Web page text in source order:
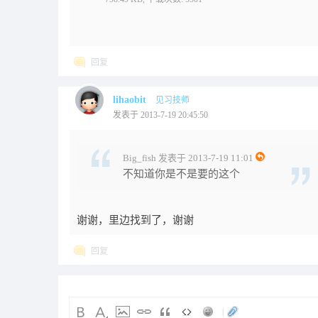
回复
lihaobit
见习技师
发表于 2013-7-19 20:45:50
Big_fish 发表于 2013-7-19 11:01
不知道你是不是要的这个
谢谢，里边找到了，谢谢
回复